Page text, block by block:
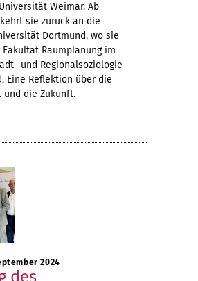
Weimar. Ab
sie zurück an die
Dortmund, wo sie
Raumplanung im
und Regionalsoziologie
Eine Reflektion über die
und die Zukunft.
2024
des